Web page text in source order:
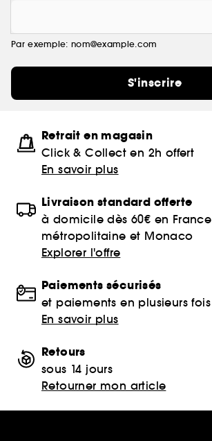
Par exemple: nom@example.com
S'inscrire
Retrait en magasin
Click & Collect en 2h offert
En savoir plus
Livraison standard offerte
à domicile dès 60€ en France
métropolitaine et Monaco
Explorer l'offre
Paiements sécurisés
et paiements en plusieurs fois
En savoir plus
Retours
sous 14 jours
Retourner mon article